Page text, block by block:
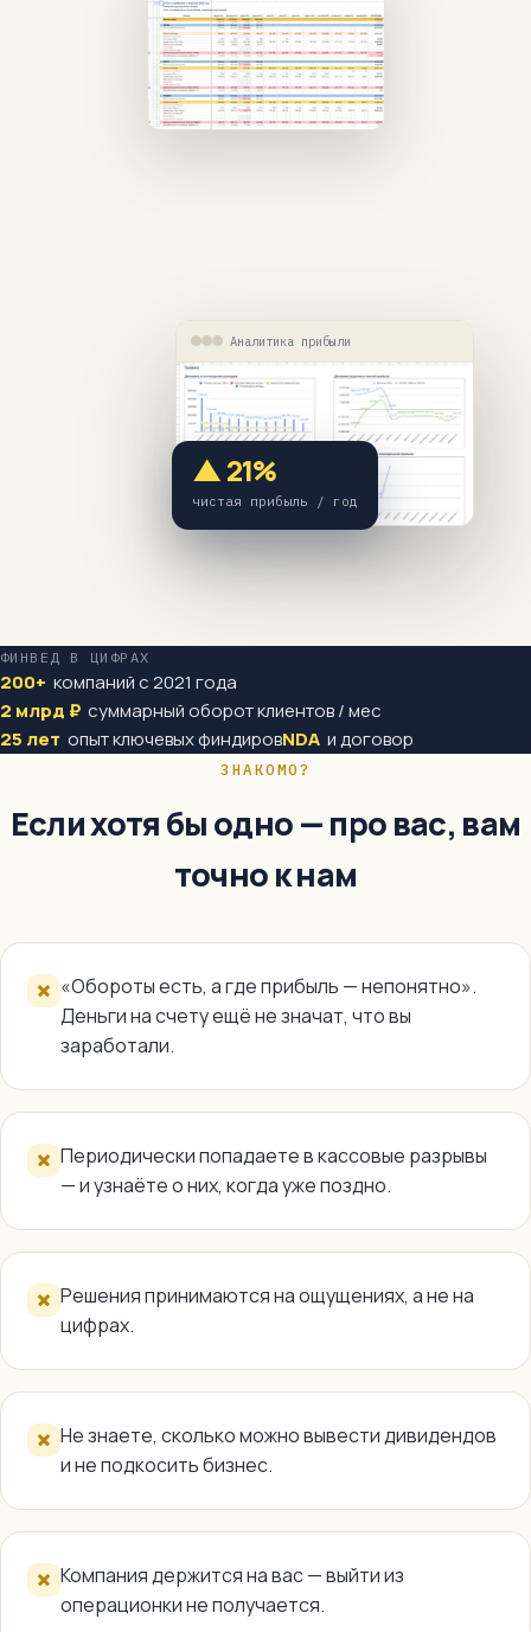
Аналитика прибыли
▲ 21%
чистая прибыль / год
0
ФИНВЕД В ЦИФРАХ
200+ компаний с 2021 года
2 млрд ₽ суммарный оборот клиентов / мес
25 лет опыт ключевых финдировNDA и договор
ЗНАКОМО?
Если хотя бы одно — про вас, вам
точно к нам
«Обороты есть, а где прибыль — непонятно».
Деньги на счету ещё не значат, что вы
заработали.
Периодически попадаете в кассовые разрывы
— и узнаёте о них, когда уже поздно.
Решения принимаются на ощущениях, а не на
цифрах.
Не знаете, сколько можно вывести дивидендов
и не подкосить бизнес.
Компания держится на вас — выйти из
операционки не получается.